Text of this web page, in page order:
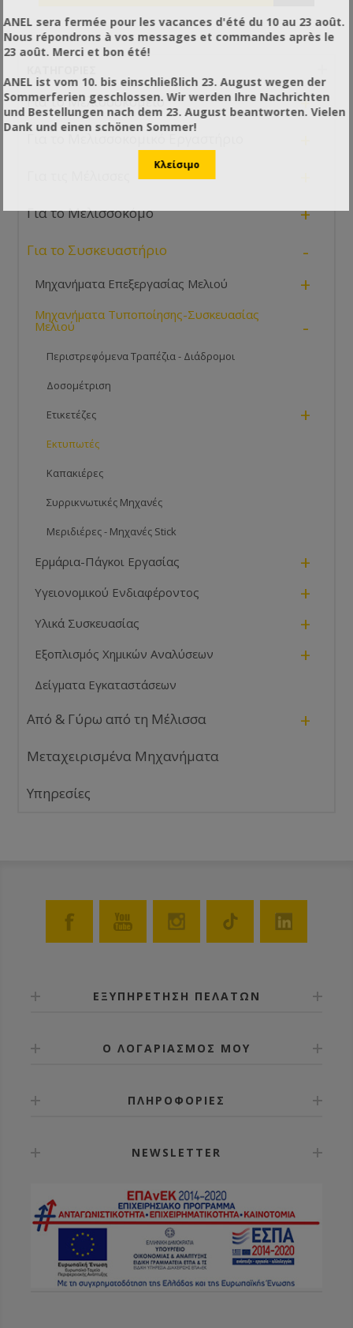
DC16.8, Μπαταρία λιθίου (2600mAh), λειτουργεί
περισσότερες από 4 ώρες και 8 ώρες σε αναμονή (για
εκτυπωτή χειρός) Κατανάλωση ενέργειας: AC input
περιβάλλοντος: 10-38, υγρασία: 10%-60% Ύψος
εκτύπωσης: 2-12.7mm Απόσταση εκτύπωσης: 2-5mm
Μήκος εκτύπωσης: 2.000 χαρακτήρες για κάθε
μήνυμα, χωρίς περιορισμό στο μήκος. Ταχύτητα
Για το Μελισσοκομείο +
Για το Μελισσοκόμο +
Για το Συσκευαστήριο -
Μηχανήματα Επεξεργασίας Μελιού +
Μηχανήματα Τυποποίησης-Συσκευασίας
Μελιού -
Περιστρεφόμενα Τραπέζια - Διάδρομοι
Δοσομέτριση
Ετικετέζες +
Εκτυπωτές
Καπακιέρες
Συρρικνωτικές Μηχανές
Μεριδιέρες - Μηχανές Stick
Ερμάρια-Πάγκοι Εργασίας +
Υγειονομικού Ενδιαφέροντος +
Υλικά Συσκευασίας +
Εξοπλισμός Χημικών Αναλύσεων +
Δείγματα Εγκαταστάσεων
Από & Γύρω από τη Μέλισσα +
Μεταχειρισμένα Μηχανήματα
Υπηρεσίες
ΕΞΥΠΗΡΕΤΗΣΗ ΠΕΛΑΤΩΝ
Ο ΛΟΓΑΡΙΑΣΜΟΣ ΜΟΥ
ΠΛΗΡΟΦΟΡΙΕΣ
NEWSLETTER
ANEL sera fermée pour les vacances d'été du 10 au 23 août.
Nous répondrons à vos messages et commandes après le
23 août. Merci et bon été!
ANEL ist vom 10. bis einschließlich 23. August wegen der
Sommerferien geschlossen. Wir werden Ihre Nachrichten
und Bestellungen nach dem 23. August beantworten. Vielen
Dank und einen schönen Sommer!